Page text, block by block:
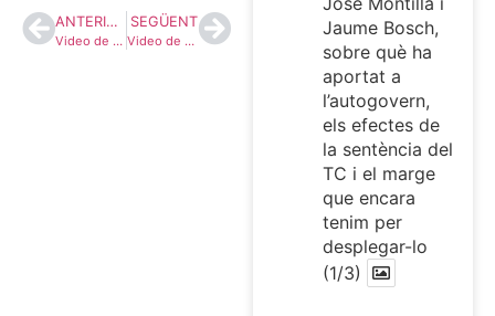
ANTERIOR
Video de presentació del llibre “Constitucionalismos: una inmersión rápida”
SEGÜENT
Video de presentació del llibre “Identificació i concreció de les vies jurídiques per a la realització d’un referèndum que pregunti a la ciutadania de Catalunya sobre la independència”
Jaume Bosch,
sobre què ha
aportat a
l’autogovern,
els efectes de
la sentència del
TC i el marge
que encara
tenim per
desplegar-lo
(1/3)